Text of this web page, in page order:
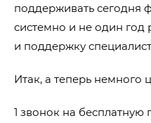
поддерживать сегодня
системно и не один
и поддержку
Итак, а теперь немного
1 звонок на бесплатную